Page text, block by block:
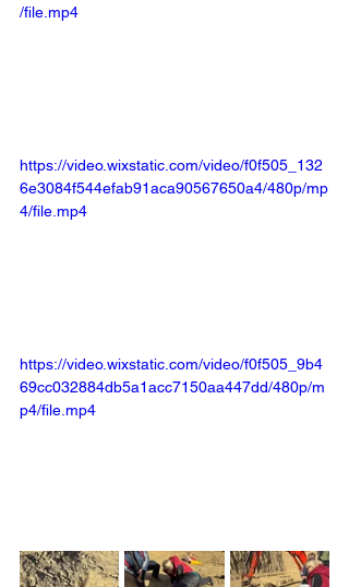
/file.mp4
https://video.wixstatic.com/video/f0f505_132
6e3084f544efab91aca90567650a4/480p/mp
4/file.mp4
https://video.wixstatic.com/video/f0f505_9b4
69cc032884db5a1acc7150aa447dd/480p/m
p4/file.mp4